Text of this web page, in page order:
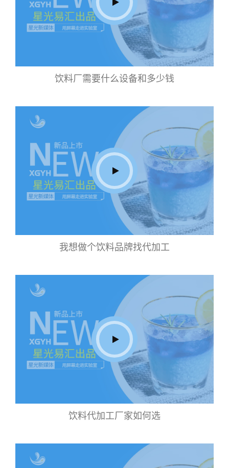
饮料厂需要什么设备和多少钱
我想做个饮料品牌找代加工
饮料代加工厂家如何选